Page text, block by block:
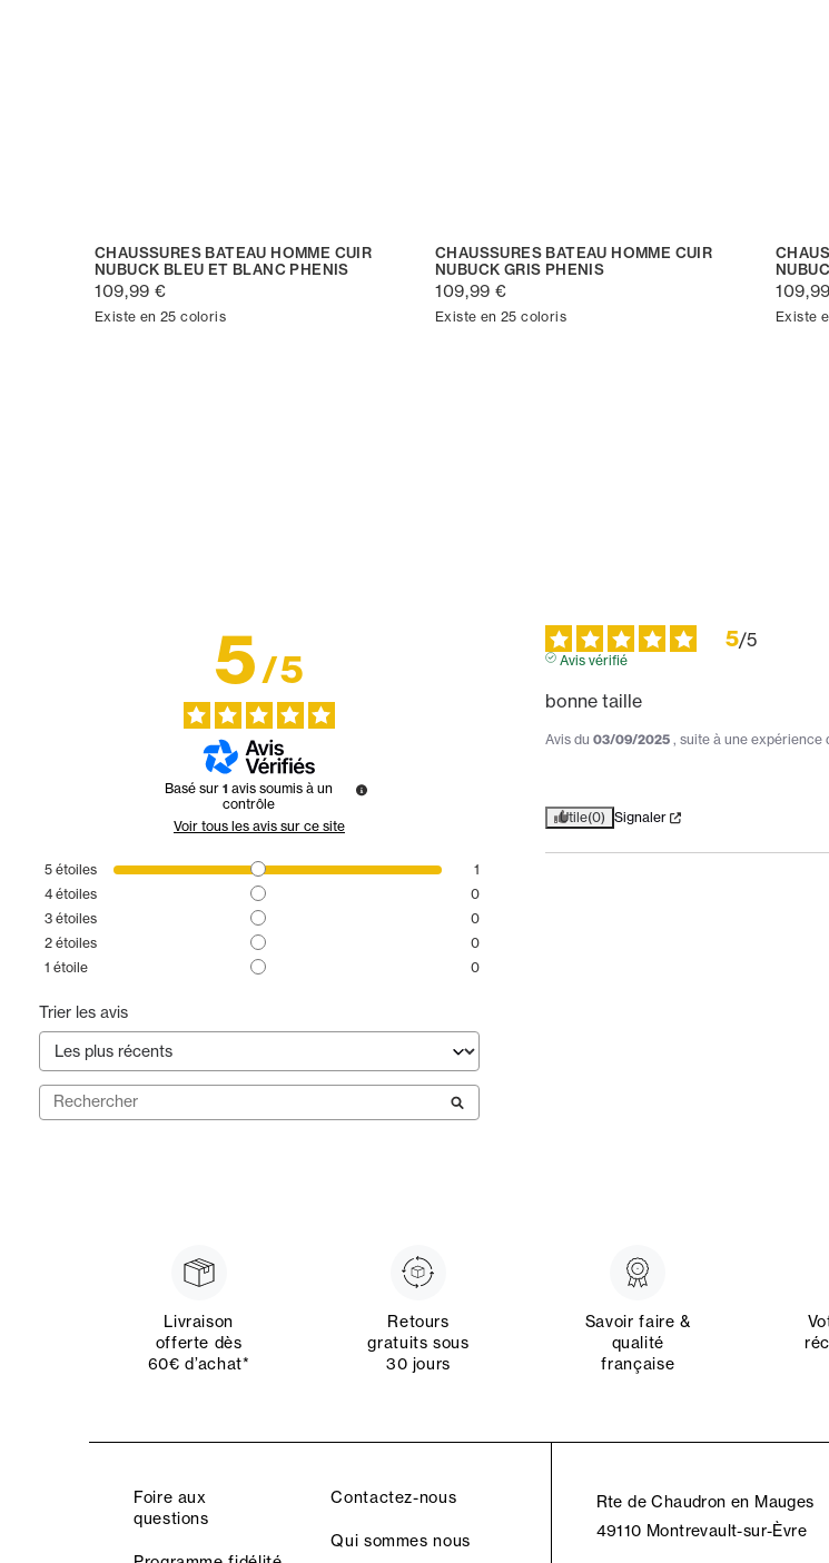
CHAUSSURES BATEAU HOMME CUIR
NUBUCK BLEU ET BLANC PHENIS
109,99 €
Existe en 25 coloris
CHAUSSURES BATEAU HOMME CUIR
NUBUCK GRIS PHENIS
109,99 €
Existe en 25 coloris Existe
5/5
Basé sur1 avis soumis à un
contrôle
Voir tous les avis sur ce site
5 étoiles
1
4étoiles
0
3 étoiles
0
2 étoiles
0
1 étoile 0
Trier les avis
5/5
Avis vérifié
bonne taille
Avis du03/09/2025 , suite à une expérience
Utile(0) Signaler
Livraison
offerte dès
60€ d’achat*
Retours
gratuits sous
30 jours
Savoir faire &
qualité
française
Foire aux
questions
Contactez-nous
Qui sommes nous
Rte de Chaudron en Mauges
49110 Montrevault-sur-Èvre